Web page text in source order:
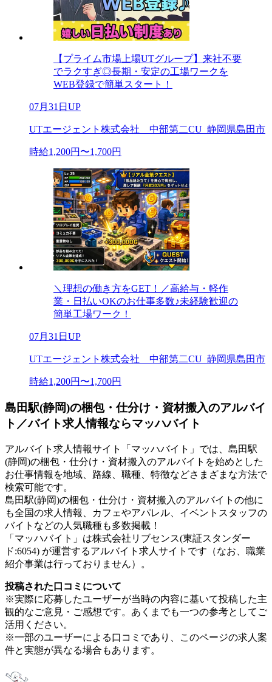
【プライム市場上場UTグループ】来社不要
でラクすぎ◎長期・安定の工場ワークを
WEB登録で簡単スタート！
07月31日UP
UTエージェント株式会社 中部第二CU_静岡県島田市
時給1,200円〜1,700円
＼理想の働き方をGET！／高給与・軽作
業・日払いOKのお仕事多数♪未経験歓迎の
簡単工場ワーク！
07月31日UP
UTエージェント株式会社 中部第二CU_静岡県島田市
時給1,200円〜1,700円
島田駅(静岡)の梱包・仕分け・資材搬入のアルバイ
ト／バイト求人情報ならマッハバイト
アルバイト求人情報サイト「マッハバイト」では、島田駅
(静岡)の梱包・仕分け・資材搬入のアルバイトを始めとした
お仕事情報を地域、路線、職種、特徴などさまざまな方法で
検索可能です。
島田駅(静岡)の梱包・仕分け・資材搬入のアルバイトの他に
も全国の求人情報、カフェやアパレル、イベントスタッフの
バイトなどの人気職種も多数掲載！
「マッハバイト」は株式会社リブセンス(東証スタンダー
ド:6054) が運営するアルバイト求人サイトです（なお、職業
紹介事業は行っておりません）。
投稿された口コミについて
※実際に応募したユーザーが当時の内容に基いて投稿した主
観的なご意見・ご感想です。あくまでも一つの参考としてご
活用ください。
※一部のユーザーによる口コミであり、このページの求人案
件と実態が異なる場合もあります。